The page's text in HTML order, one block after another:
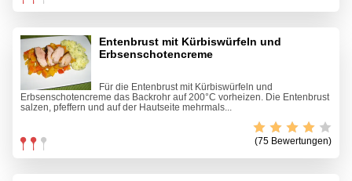
Entenbrust mit Kürbiswürfeln und
Erbsenschotencreme
Für die Entenbrust mit Kürbiswürfeln und
Erbsenschotencreme das Backrohr auf 200°C vorheizen. Die Entenbrust
salzen, pfeffern und auf der Hautseite mehrmals...
(75 Bewertungen)